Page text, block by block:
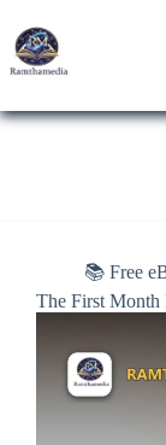
📚 Free
The First Month